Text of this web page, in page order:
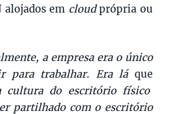
alojados em cloudprópria ou
a empresa era o único
para trabalhar. Era lá que
cultura do escritório físico
partilhado com o escritório